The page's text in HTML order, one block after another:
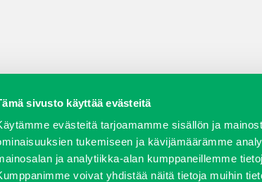
sivusto käyttää evästeitä
evästeitä tarjoamamme sisällön ja
tukemiseen ja kävijämäärämme
ja analytiikka-alan kumppaneillemme
voivat yhdistää näitä tietoja muihin
Kalusteet Huolto ja varaosat